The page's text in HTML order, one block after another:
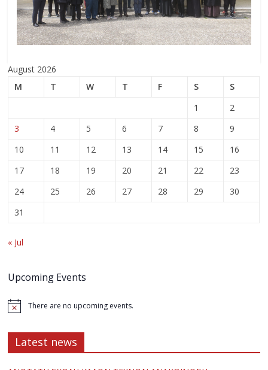
August 2026
M
T W T F S
S
1
2
3
4 5 6 7 8
9
10
11 12 13 14 15
16
17
18 19 20 21 22
23
24
25 26 27 28 29
30
31
« Jul
Upcoming Events
There are no upcoming events.
Latest news